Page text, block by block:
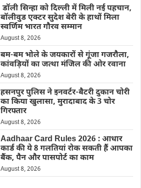
डॉली सिन्हा को दिल्ली में मिली नई पहचान,
बॉलीवुड एक्टर सुदेश बेरी के हाथों मिला
स्वर्णिम भारत गौरव सम्मान
August 8, 2026
बम-बम भोले के जयकारों से गूंजा गजरौला,
कांवड़ियों का जत्था मंजिल की ओर रवाना
August 8, 2026
हसनपुर पुलिस ने इनवर्टर-बैटरी दुकान चोरी
का किया खुलासा, मुरादाबाद के 3 चोर
गिरफ्तार
August 8, 2026
Aadhaar Card Rules 2026 : आधार
कार्ड की ये 8 गलतियां रोक सकती हैं आपका
बैंक, पैन और पासपोर्ट का काम
August 8, 2026